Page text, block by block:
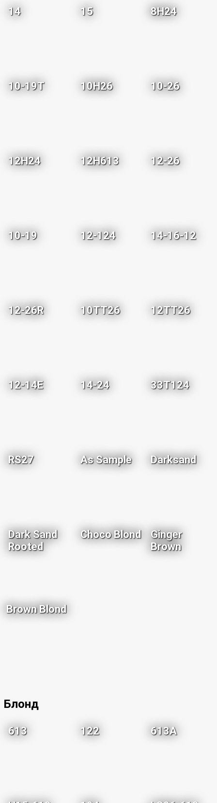
14 15 8H24
10-19T 10H26 10-26
12H24 12H613 12-26
10-19 12-124 14-16-12
12-26R 10TT26 12TT26
12-14E 14-24 33T124
RS27 As Sample Darksand
Dark Sand
Rooted
Choco Blond
Ginger
Brown
Brown Blond
Блонд
613 122 613A